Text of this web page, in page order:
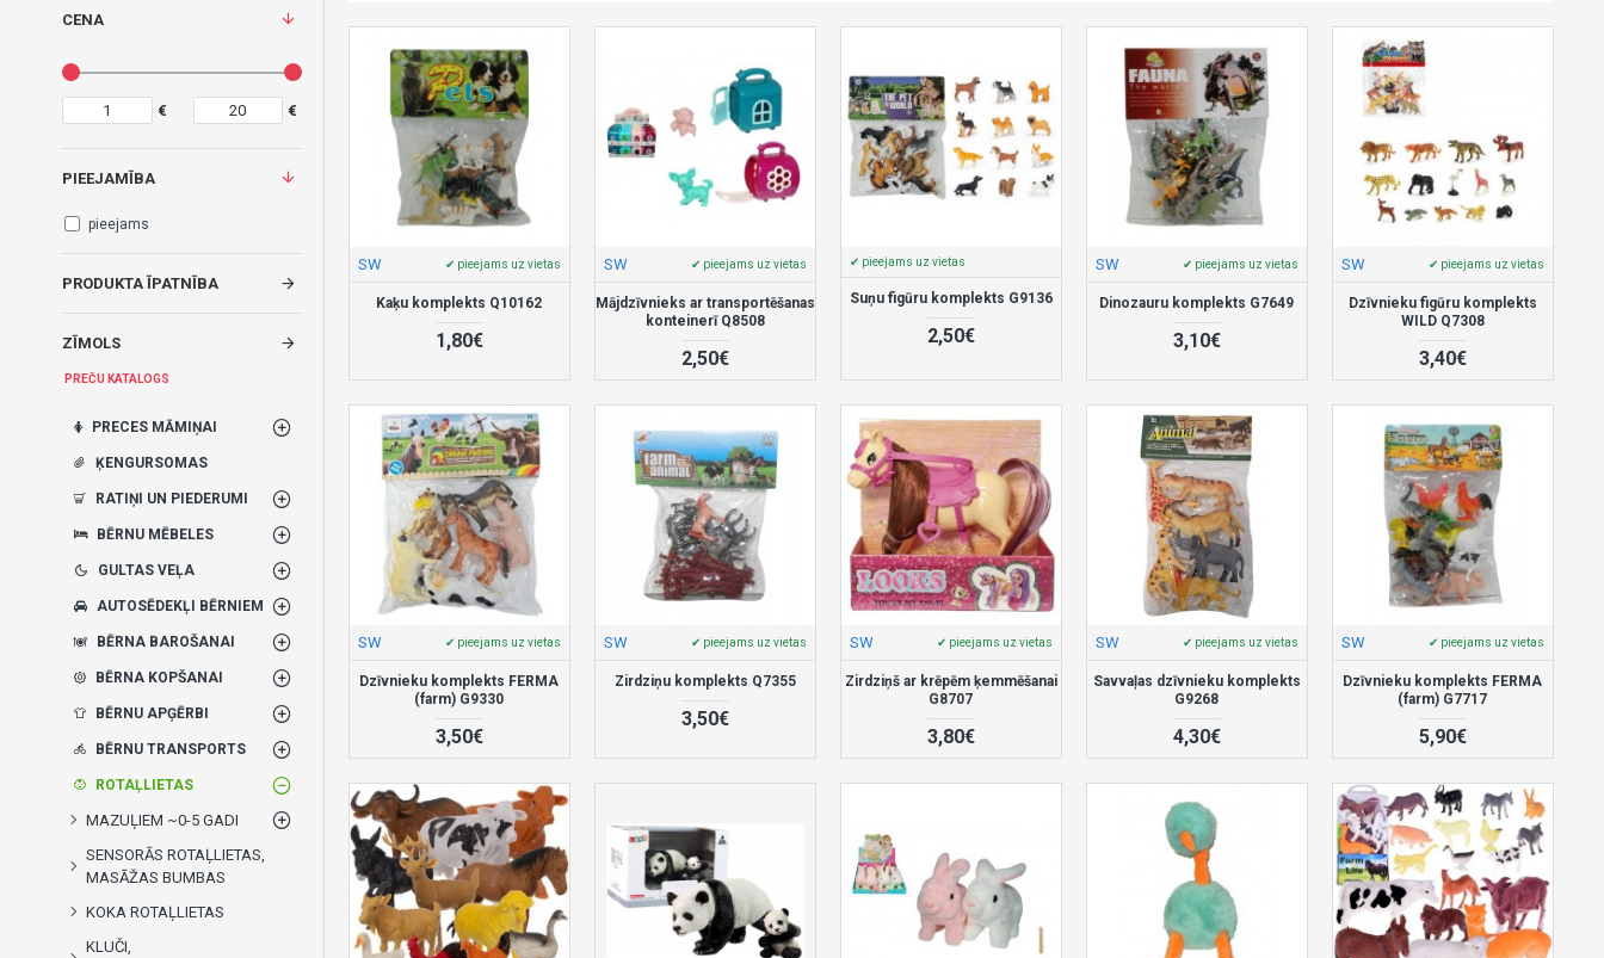
CENA
€ €
ZĪMOLS
PRODUKTA ĪPATNĪBA
PIEEJAMĪBA
pieejams
PREČU KATALOGS
PRECES MĀMIŅAI
ĶENGURSOMAS
RATIŅI UN PIEDERUMI
BĒRNU MĒBELES
GULTAS VEĻA
AUTOSĒDEKĻI BĒRNIEM
BĒRNA BAROŠANAI
BĒRNA KOPŠANAI
BĒRNU APĢĒRBI
BĒRNU TRANSPORTS
ROTAĻLIETAS
MAZUĻIEM ~0-5 GADI
SENSORĀS ROTAĻLIETAS,
MASĀŽAS BUMBAS
KOKA ROTAĻLIETAS
KLUČI,
SW ✔ pieejams uz vietas
Kaķu komplekts Q10162
1,80€
SW ✔ pieejams uz vietas
Mājdzīvnieks ar transportēšanas
konteinerī Q8508
2,50€
✔ pieejams uz vietas
Suņu figūru komplekts G9136
2,50€
SW ✔ pieejams uz vietas
Dinozauru komplekts G7649
3,10€
SW ✔ pieejams uz vietas
Dzīvnieku figūru komplekts
WILD Q7308
3,40€
SW ✔ pieejams uz vietas
Dzīvnieku komplekts FERMA
(farm) G9330
3,50€
SW ✔ pieejams uz vietas
Zirdziņu komplekts Q7355
3,50€
SW ✔ pieejams uz vietas
Zirdziņš ar krēpēm ķemmēšanai
G8707
3,80€
SW ✔ pieejams uz vietas
Savvaļas dzīvnieku komplekts
G9268
4,30€
SW ✔ pieejams uz vietas
Dzīvnieku komplekts FERMA
(farm) G7717
5,90€